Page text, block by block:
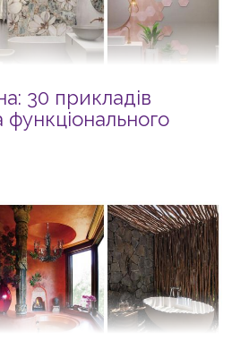
30 прикладів
функціонального